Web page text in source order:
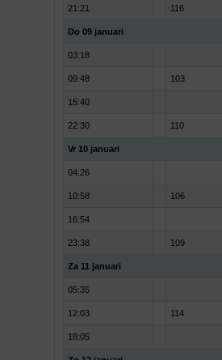
21:21 116
Do 09 januari
03:18
09:48 103
15:40
22:30 110
Vr 10 januari
04:26
10:58 106
16:54
23:38 109
Za 11 januari
05:35
12:03 114
18:05